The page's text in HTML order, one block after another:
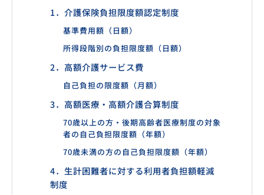
1．介護保険負担限度額認定制度
基準費用額（日額）
所得段階別の負担限度額（日額）
2．高額介護サービス費
自己負担の限度額（月額）
3．高額医療・高額介護合算制度
70歳以上の方・後期高齢者医療制度の対象
者の自己負担限度額（年額）
70歳未満の方の自己負担限度額（年額）
4．生計困難者に対する利用者負担額軽減
制度